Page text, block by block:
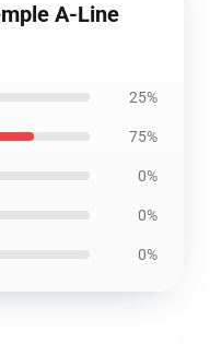
A-Line
25%
75%
0%
0%
0%